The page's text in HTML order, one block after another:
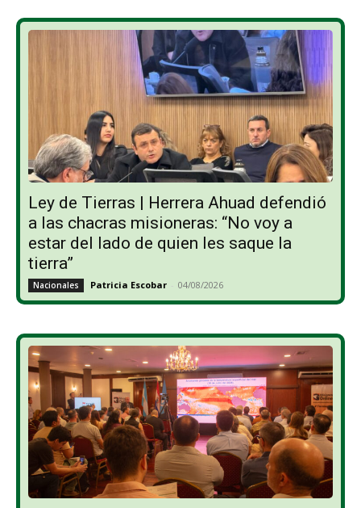
Ley de Tierras | Herrera Ahuad defendió
a las chacras misioneras: “No voy a
estar del lado de quien les saque la
tierra”
Nacionales Patricia Escobar - 04/08/2026